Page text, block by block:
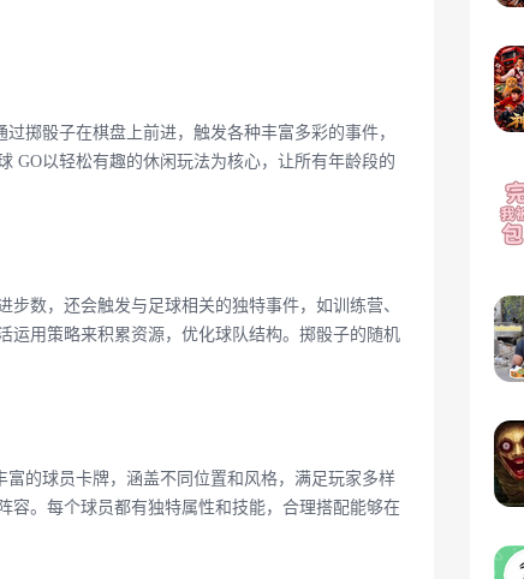
掷骰子在棋盘上前进，触发各种丰富多彩的事件，
GO以轻松有趣的休闲玩法为核心，让所有年龄段的
数，还会触发与足球相关的独特事件，如训练营、
运用策略来积累资源，优化球队结构。掷骰子的随机
的球员卡牌，涵盖不同位置和风格，满足玩家多样
容。每个球员都有独特属性和技能，合理搭配能够在